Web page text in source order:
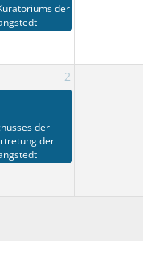
der
2
der
der